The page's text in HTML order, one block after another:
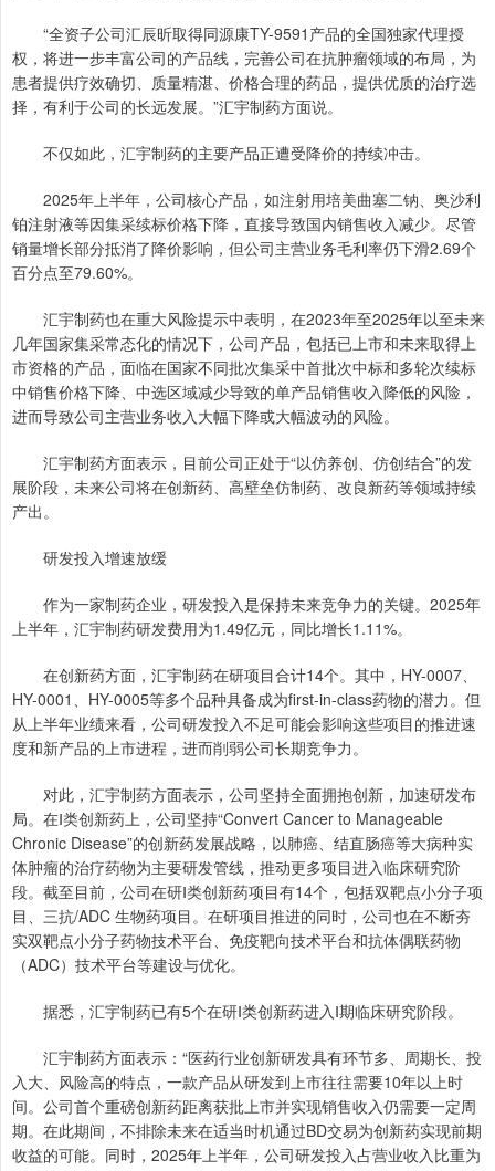
“全资子公司汇辰昕取得同源康TY-9591产品的全国独家代理授
权，将进一步丰富公司的产品线，完善公司在抗肿瘤领域的布局，为
患者提供疗效确切、质量精湛、价格合理的药品，提供优质的治疗选
择，有利于公司的长远发展。”汇宇制药方面说。
不仅如此，汇宇制药的主要产品正遭受降价的持续冲击。
2025年上半年，公司核心产品，如注射用培美曲塞二钠、奥沙利
铂注射液等因集采续标价格下降，直接导致国内销售收入减少。尽管
销量增长部分抵消了降价影响，但公司主营业务毛利率仍下滑2.69个
百分点至79.60%。
汇宇制药也在重大风险提示中表明，在2023年至2025年以至未来
几年国家集采常态化的情况下，公司产品，包括已上市和未来取得上
市资格的产品，面临在国家不同批次集采中首批次中标和多轮次续标
中销售价格下降、中选区域减少导致的单产品销售收入降低的风险，
进而导致公司主营业务收入大幅下降或大幅波动的风险。
汇宇制药方面表示，目前公司正处于“以仿养创、仿创结合”的发
展阶段，未来公司将在创新药、高壁垒仿制药、改良新药等领域持续
产出。
研发投入增速放缓
作为一家制药企业，研发投入是保持未来竞争力的关键。2025年
上半年，汇宇制药研发费用为1.49亿元，同比增长1.11%。
在创新药方面，汇宇制药在研项目合计14个。其中，HY-0007、
HY-0001、HY-0005等多个品种具备成为first-in-class药物的潜力。但
从上半年业绩来看，公司研发投入不足可能会影响这些项目的推进速
度和新产品的上市进程，进而削弱公司长期竞争力。
对此，汇宇制药方面表示，公司坚持全面拥抱创新，加速研发布
局。在Ⅰ类创新药上，公司坚持“Convert Cancer to Manageable
Chronic Disease”的创新药发展战略，以肺癌、结直肠癌等大病种实
体肿瘤的治疗药物为主要研发管线，推动更多项目进入临床研究阶
段。截至目前，公司在研Ⅰ类创新药项目有14个，包括双靶点小分子项
目、三抗/ADC 生物药项目。在研项目推进的同时，公司也在不断夯
实双靶点小分子药物技术平台、免疫靶向技术平台和抗体偶联药物
（ADC）技术平台等建设与优化。
据悉，汇宇制药已有5个在研Ⅰ类创新药进入Ⅰ期临床研究阶段。
汇宇制药方面表示：“医药行业创新研发具有环节多、周期长、投
入大、风险高的特点，一款产品从研发到上市往往需要10年以上时
间。公司首个重磅创新药距离获批上市并实现销售收入仍需要一定周
期。在此期间，不排除未来在适当时机通过BD交易为创新药实现前期
收益的可能。同时，2025年上半年，公司研发投入占营业收入比重为